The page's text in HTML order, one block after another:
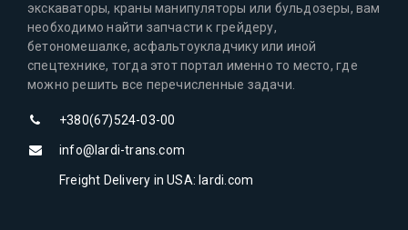
экскаваторы, краны манипуляторы или бульдозеры, вам
необходимо найти запчасти к грейдеру,
бетономешалке, асфальтоукладчику или иной
спецтехнике, тогда этот портал именно то место, где
можно решить все перечисленные задачи.
+380(67)524-03-00
info@lardi-trans.com
Freight Delivery in USA: lardi.com